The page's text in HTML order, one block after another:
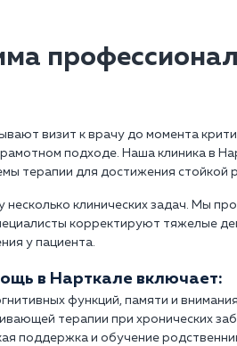
визит к врачу до момента
подходе. Наша клиника в
терапии для достижения стойкой
клинических задач. Мы
корректируют тяжелые
у пациента.
в Нарткале включает:
функций, памяти и
терапии при хронических
поддержка и обучение